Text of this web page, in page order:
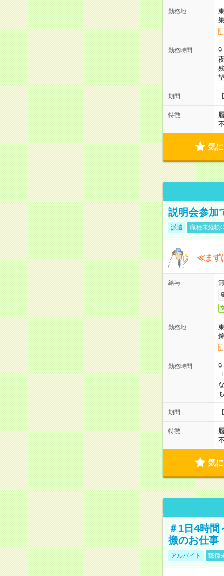
勤務地
勤務時間
期間
特徴
気
説明会参加
派遣 職種未経験
≪まず
給与
勤務地
勤務時間
期間
特徴
気
＃1日4時
搬のお仕事
アルバイト 職種